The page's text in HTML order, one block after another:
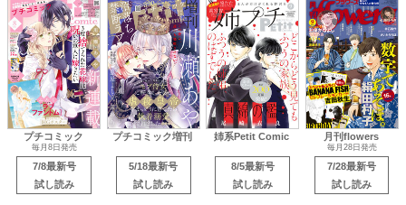
プチコミック
毎月8日発売
7/8最新号
試し読み
プチコミック増刊
5/18最新号
試し読み
姉系Petit Comic
8/5最新号
試し読み
月刊flowers
毎月28日発売
7/28最新号
試し読み